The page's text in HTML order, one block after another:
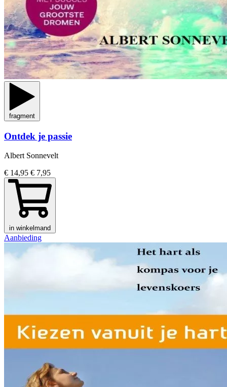
fragment
Ontdek je passie
Albert Sonnevelt
€ 14,95 € 7,95
in winkelmand
Aanbieding